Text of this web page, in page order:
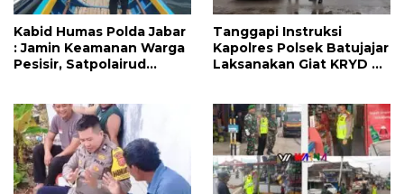
Kabid Humas Polda Jabar
: Jamin Keamanan Warga
Pesisir, Satpolairud
Tanggapi Instruksi
Kapolres Polsek Batujajar
Laksanakan Giat KRYD di